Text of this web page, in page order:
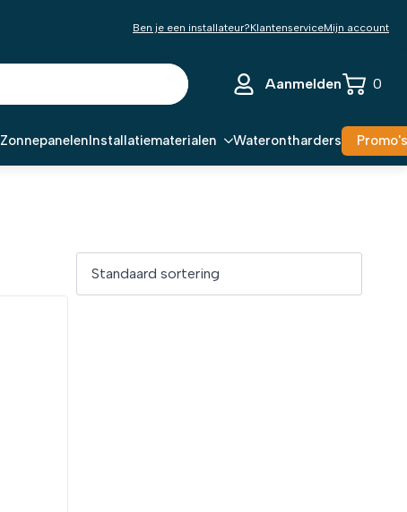
Ben je een installateur?KlantenserviceMijn account
Aanmelden 0
ZonnepanelenInstallatiematerialen Waterontharders Promo's